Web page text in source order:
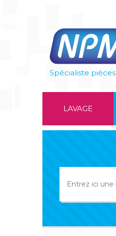
Spécialiste
LAVAGE